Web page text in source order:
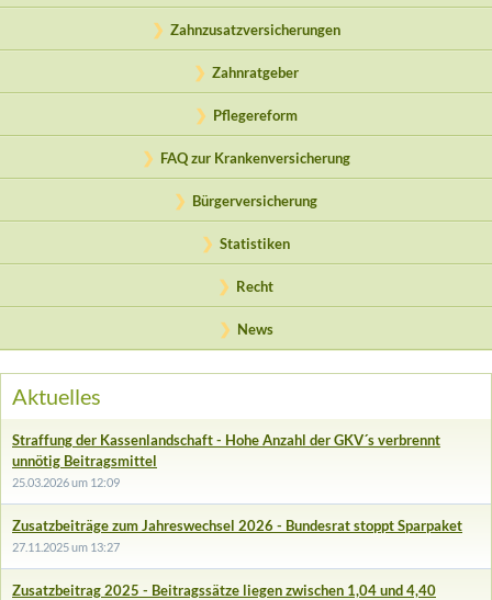
Zahnzusatzversicherungen
Zahnratgeber
Pflegereform
FAQ zur Krankenversicherung
Bürgerversicherung
Statistiken
Recht
News
Aktuelles
Straffung der Kassenlandschaft - Hohe Anzahl der GKV´s verbrennt
unnötig Beitragsmittel
25.03.2026 um 12:09
Zusatzbeiträge zum Jahreswechsel 2026 - Bundesrat stoppt Sparpaket
27.11.2025 um 13:27
Zusatzbeitrag 2025 - Beitragssätze liegen zwischen 1,04 und 4,40